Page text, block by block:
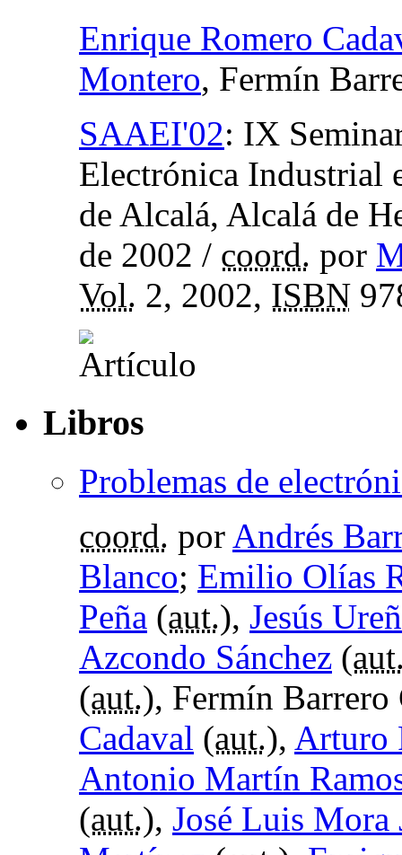
Enrique Romero
Montero, Fermín
SAAEI'02: IX
Electrónica Industrial
de Alcalá, Alcalá de
de 2002 / coord. por
Vol. 2, 2002, ISBN
Libros
Problemas de
coord. por Andrés
Blanco; Emilio Olías
Peña (aut.), Jesús
Azcondo Sánchez (
(aut.), Fermín Barrero
Cadaval (aut.), Arturo
Antonio Martín
(aut.), José Luis Mora